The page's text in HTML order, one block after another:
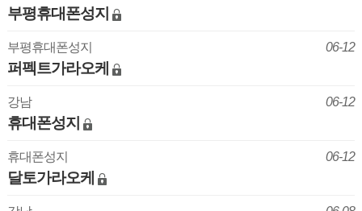
부평휴대폰성지
부평휴대폰성지 06-12
퍼펙트가라오케
강남 06-12
휴대폰성지
휴대폰성지 06-12
달토가라오케